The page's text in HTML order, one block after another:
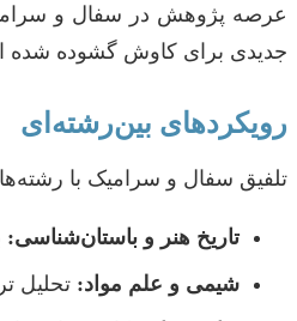
عرصه پژوهش در سفال و
جدیدی برای کاوش گشوده
رویکردهای بین‌رشته‌ای
تلفیق سفال و سرامیک با
تاریخ هنر و باستان‌شناسی:
شیمی و علم مواد: تحلیل